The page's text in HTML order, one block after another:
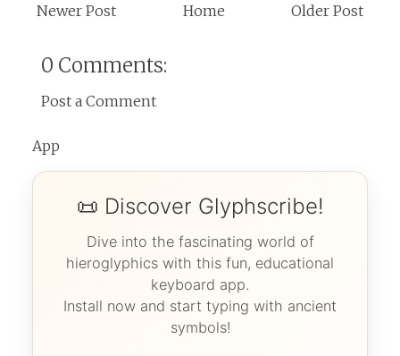
Newer Post Older Post
Home
0 Comments:
Post a Comment
App
📜 Discover Glyphscribe!
Dive into the fascinating world of
hieroglyphics with this fun, educational
keyboard app.
Install now and start typing with ancient
symbols!